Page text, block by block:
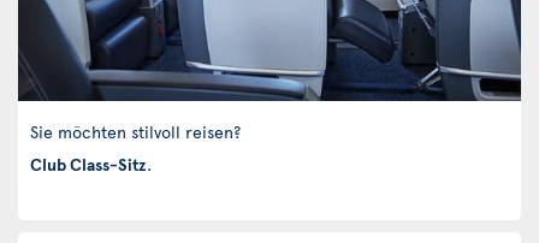
Sie möchten stilvoll reisen?
Club Class-Sitz.